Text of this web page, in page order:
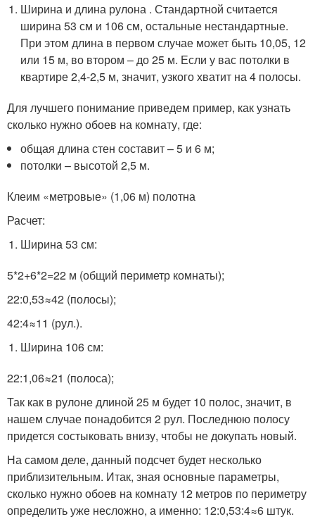
Ширина и длина рулона . Стандартной считается
ширина 53 см и 106 см, остальные нестандартные.
При этом длина в первом случае может быть 10,05, 12
или 15 м, во втором – до 25 м. Если у вас потолки в
квартире 2,4-2,5 м, значит, узкого хватит на 4 полосы.
Для лучшего понимание приведем пример, как узнать
сколько нужно обоев на комнату, где:
общая длина стен составит – 5 и 6 м;
потолки – высотой 2,5 м.
Клеим «метровые» (1,06 м) полотна
Расчет:
Ширина 53 см:
5*2+6*2=22 м (общий периметр комнаты);
22:0,53≈42 (полосы);
42:4≈11 (рул.).
Ширина 106 см:
22:1,06≈21 (полоса);
Так как в рулоне длиной 25 м будет 10 полос, значит, в
нашем случае понадобится 2 рул. Последнюю полосу
придется состыковать внизу, чтобы не докупать новый.
На самом деле, данный подсчет будет несколько
приблизительным. Итак, зная основные параметры,
сколько нужно обоев на комнату 12 метров по периметру
определить уже несложно, а именно: 12:0,53:4≈6 штук.